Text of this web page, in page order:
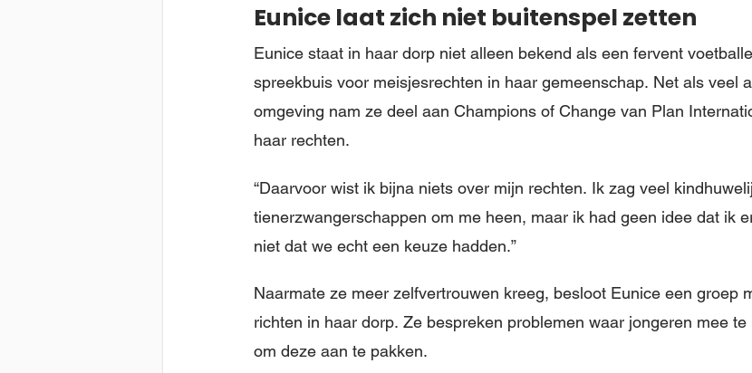
Eunice laat zich niet buitenspel zetten
Eunice staat in haar dorp niet alleen bekend als een fervent
spreekbuis voor meisjesrechten in haar gemeenschap. Net als veel
omgeving nam ze deel aan Champions of Change van Plan
haar rechten.
“Daarvoor wist ik bijna niets over mijn rechten. Ik zag veel
tienerzwangerschappen om me heen, maar ik had geen idee dat ik
niet dat we echt een keuze hadden.”
Naarmate ze meer zelfvertrouwen kreeg, besloot Eunice een groep
richten in haar dorp. Ze bespreken problemen waar jongeren mee
om deze aan te pakken.